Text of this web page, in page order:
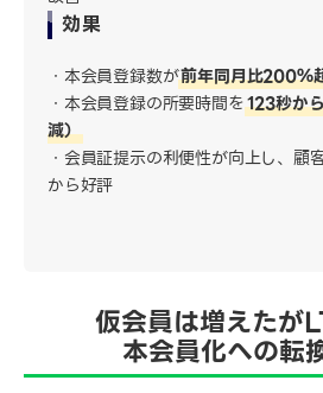
効果
本会員登録数が前年同月比200％
本会員登録の所要時間を123秒か
減）
会員証提示の利便性が向上し、顧
から好評
仮会員は増えたが
本会員化への転